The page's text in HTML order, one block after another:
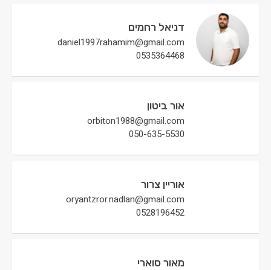
דניאל רחמים
daniel1997rahamim@gmail.com
0535364468
אור ביטון
orbiton1988@gmail.com
050-635-5530
אוריין צרור
oryantzror.nadlan@gmail.com
0528196452
מאור סוארי